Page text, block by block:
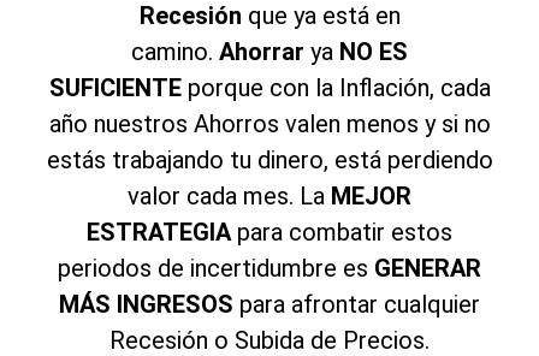
Recesión que ya está en
camino. Ahorrar ya NO ES
SUFICIENTEporque con la Inflación, cada
año nuestros Ahorros valen menos y si no
estás trabajando tu dinero, está perdiendo
valor cada mes. La MEJOR
ESTRATEGIApara combatir estos
periodos de incertidumbre es GENERAR
MÁS INGRESOS para afrontar cualquier
Recesión o Subida de Precios.